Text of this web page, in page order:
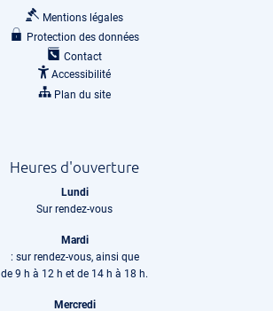
Mentions légales
Protection des données
Contact
Accessibilité
Plan du site
Heures d'ouverture
Lundi
Sur rendez-vous
Mardi
: sur rendez-vous, ainsi que
de 9 h à 12 h et de 14 h à 18 h.
Mercredi